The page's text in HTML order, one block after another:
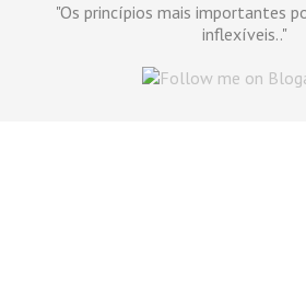
"Os princípios mais importantes
inflexíveis.."